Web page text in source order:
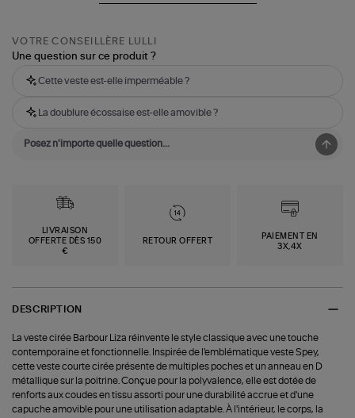
VOTRE CONSEILLÈRE LULLI
Une question sur ce produit ?
Cette veste est-elle imperméable ?
La doublure écossaise est-elle amovible ?
LIVRAISON
OFFERTE DÈS 150
€
RETOUR OFFERT
PAIEMENT EN
3X,4X
DESCRIPTION
La veste cirée Barbour Liza réinvente le style classique avec une touche
contemporaine et fonctionnelle. Inspirée de l'emblématique veste Spey,
cette veste courte cirée présente de multiples poches et un anneau en D
métallique sur la poitrine. Conçue pour la polyvalence, elle est dotée de
renforts aux coudes en tissu assorti pour une durabilité accrue et d'une
capuche amovible pour une utilisation adaptable. À l'intérieur, le corps, la